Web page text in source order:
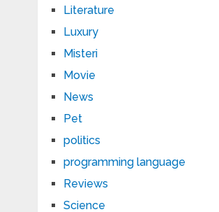
Literature
Luxury
Misteri
Movie
News
Pet
politics
programming language
Reviews
Science